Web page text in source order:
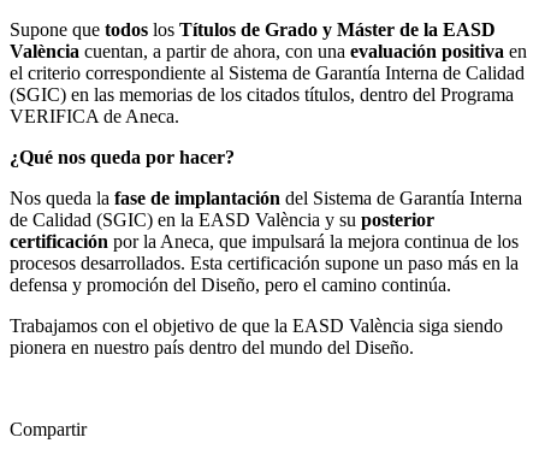
Supone que todos los Títulos de Grado y Máster de la EASD
València cuentan, a partir de ahora, con una evaluación positiva en
el criterio correspondiente al Sistema de Garantía Interna de Calidad
(SGIC) en las memorias de los citados títulos, dentro del Programa
VERIFICA de Aneca.
¿Qué nos queda por hacer?
Nos queda la fase de implantación del Sistema de Garantía Interna
de Calidad (SGIC) en la EASD València y su posterior
certificación por la Aneca, que impulsará la mejora continua de los
procesos desarrollados. Esta certificación supone un paso más en la
defensa y promoción del Diseño, pero el camino continúa.
Trabajamos con el objetivo de que la EASD València siga siendo
pionera en nuestro país dentro del mundo del Diseño.
Compartir